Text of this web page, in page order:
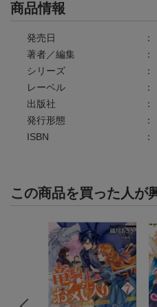
商品情報
発売日 ：
著者／編集
：
シリーズ
：
レーベル
：
出版社
：
発行形態
：
ISBN
：
この商品を買った人が